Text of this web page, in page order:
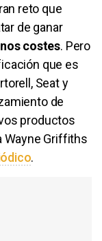
reto que
de ganar
costes. Pero
que es
Seat y
de
productos
Wayne Griffiths
.